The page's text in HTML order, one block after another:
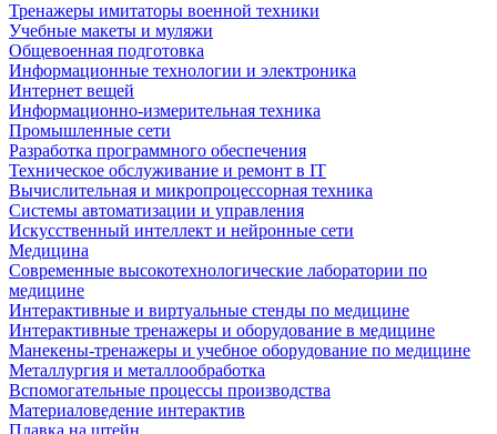
Тренажеры имитаторы военной техники
Учебные макеты и муляжи
Общевоенная подготовка
Информационные технологии и электроника
Интернет вещей
Информационно-измерительная техника
Промышленные сети
Разработка программного обеспечения
Техническое обслуживание и ремонт в IT
Вычислительная и микропроцессорная техника
Системы автоматизации и управления
Искусственный интеллект и нейронные сети
Медицина
Современные высокотехнологические лаборатории по
медицине
Интерактивные и виртуальные стенды по медицине
Интерактивные тренажеры и оборудование в медицине
Манекены-тренажеры и учебное оборудование по медицине
Металлургия и металлообработка
Вспомогательные процессы производства
Материаловедение интерактив
Плавка на штейн